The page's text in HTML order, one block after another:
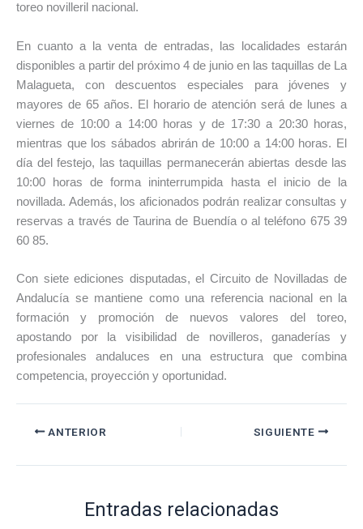
toreo novilleril nacional.
En cuanto a la venta de entradas, las localidades estarán
disponibles a partir del próximo 4 de junio en las taquillas de La
Malagueta, con descuentos especiales para jóvenes y
mayores de 65 años. El horario de atención será de lunes a
viernes de 10:00 a 14:00 horas y de 17:30 a 20:30 horas,
mientras que los sábados abrirán de 10:00 a 14:00 horas. El
día del festejo, las taquillas permanecerán abiertas desde las
10:00 horas de forma ininterrumpida hasta el inicio de la
novillada. Además, los aficionados podrán realizar consultas y
reservas a través de Taurina de Buendía o al teléfono 675 39
60 85.
Con siete ediciones disputadas, el Circuito de Novilladas de
Andalucía se mantiene como una referencia nacional en la
formación y promoción de nuevos valores del toreo,
apostando por la visibilidad de novilleros, ganaderías y
profesionales andaluces en una estructura que combina
competencia, proyección y oportunidad.
ANTERIOR SIGUIENTE
Entradas relacionadas